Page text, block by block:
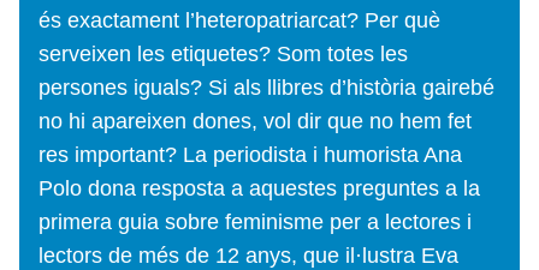
és exactament l’heteropatriarcat? Per què
serveixen les etiquetes? Som totes les
persones iguals? Si als llibres d’història gairebé
no hi apareixen dones, vol dir que no hem fet
res important? La periodista i humorista Ana
Polo dona resposta a aquestes preguntes a la
primera guia sobre feminisme per a lectores i
lectors de més de 12 anys, que il·lustra Eva